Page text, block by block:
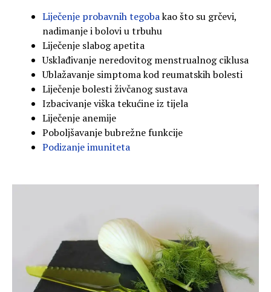
Liječenje probavnih tegobakao što su grčevi,
nadimanje i bolovi u trbuhu
Liječenje slabog apetita
Usklađivanje neredovitog menstrualnog ciklusa
Ublažavanje simptoma kod reumatskih bolesti
Liječenje bolesti živčanog sustava
Izbacivanje viška tekućine iz tijela
Liječenje anemije
Poboljšavanje bubrežne funkcije
Podizanje imuniteta